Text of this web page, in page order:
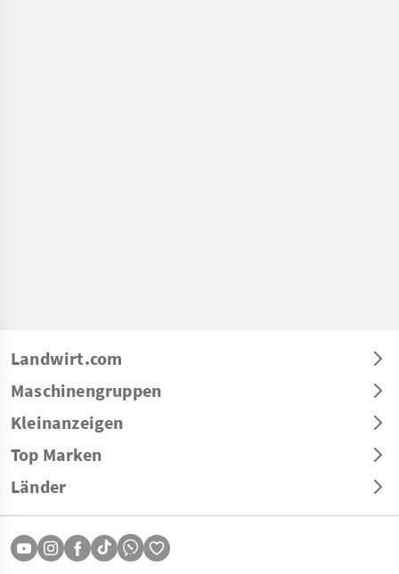
Landwirt.com
Maschinengruppen
Kleinanzeigen
Top Marken
Länder